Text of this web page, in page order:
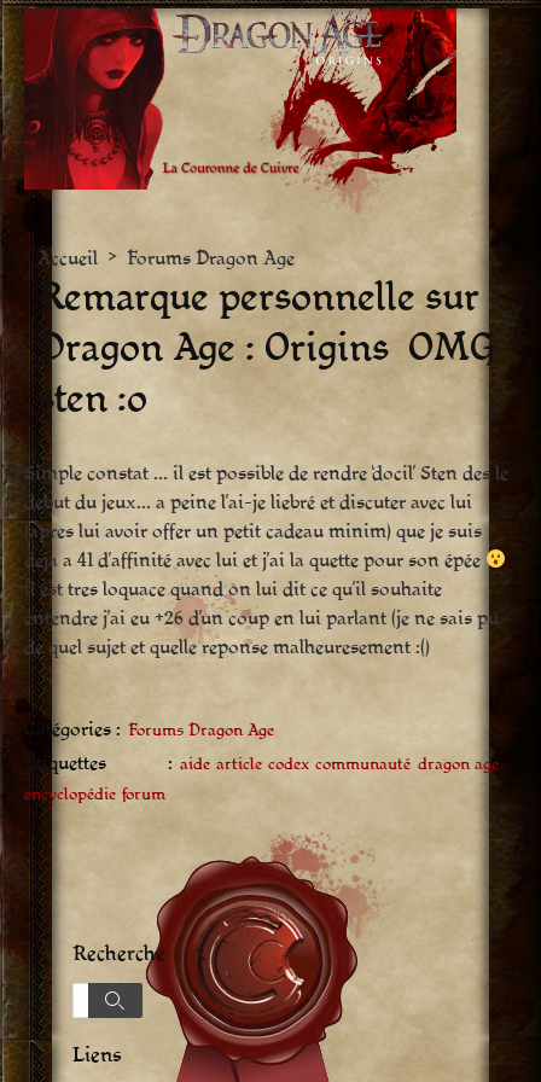
Aller
vers
le
contenu
Accueil > Forums Dragon Age
Remarque personnelle sur
Dragon Age : Origins  OMG
sten :o
Simple constat … il est possible de rendre ‘docil’ Sten des le
debut du jeux… a peine l’ai-je liebré et discuter avec lui
(apres lui avoir offer un petit cadeau minim) que je suis
deja a 41 d’affinité avec lui et j’ai la quette pour son épée
il est tres loquace quand on lui dit ce qu’il souhaite
entendre j’ai eu +26 d’un coup en lui parlant (je ne sais pu
de quel sujet et quelle reponse malheuresement :()
Catégories : Forums Dragon Age
Étiquettes : aide article codex communauté dragon age
encyclopédie forum
Recherche
Recherche
Recherche
Liens